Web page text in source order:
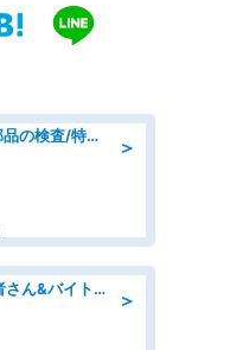
＞
トヨタ自動車 上郷工場で部品の検査/特典168万/tutumi
＞
ホールスタッフ/「未経験者さん&バイトデビューも大歓迎」残業ほぼなし×1日3時間〜勤務OK!フォロー体制も充実/広島県/広島市南区